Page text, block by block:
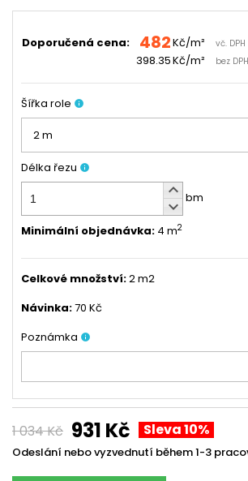
Doporučená cena: 482Kč/m² vč. DPH
398.35Kč/m² bez DPH
Šířka role info
Délka řezu info
keyboard_arrow_up
keyboard_arrow_down bm
Minimální objednávka: 4 m2
Celkové množství:2 m2
Návinka:70 Kč
Poznámka info
1 034 Kč 931 Kč Sleva 10%
Odeslání nebo vyzvednutí během 1-3